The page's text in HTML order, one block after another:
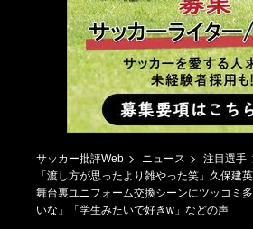
サッカー批評Web ニュース
注目選手
「渡し方が思ったより雑やった笑」久保建
舞台裏ユニフォーム交換シーンにツッコミ
いな」「学生みたいで好きw」などの声